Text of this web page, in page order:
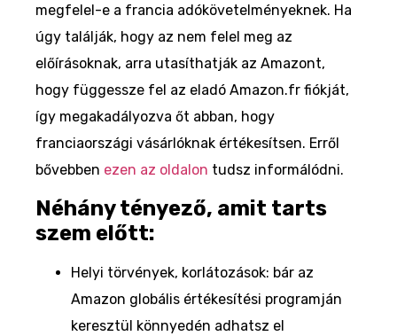
megfelel-e a francia adókövetelményeknek. Ha
úgy találják, hogy az nem felel meg az
előírásoknak, arra utasíthatják az Amazont,
hogy függessze fel az eladó Amazon.fr fiókját,
így megakadályozva őt abban, hogy
franciaországi vásárlóknak értékesítsen. Erről
bővebben ezen az oldalon tudsz informálódni.
Néhány tényező, amit tarts
szem előtt:
Helyi törvények, korlátozások: bár az
Amazon globális értékesítési programján
keresztül könnyedén adhatsz el